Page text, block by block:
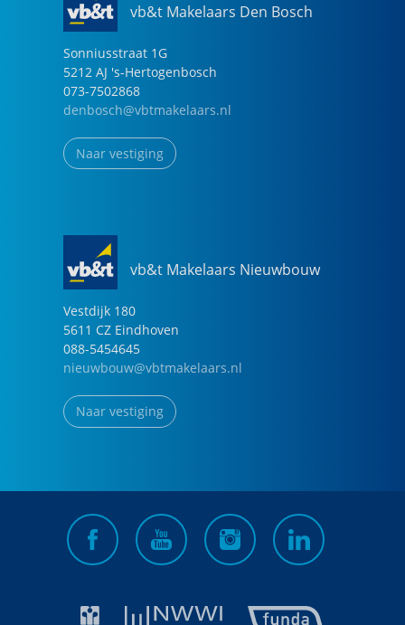
vb&t Makelaars Den Bosch
Sonniusstraat 1G
5212 AJ 's-Hertogenbosch
073-7502868
denbosch@vbtmakelaars.nl
Naar vestiging
vb&t Makelaars Nieuwbouw
Vestdijk 180
5611 CZ Eindhoven
088-5454645
nieuwbouw@vbtmakelaars.nl
Naar vestiging